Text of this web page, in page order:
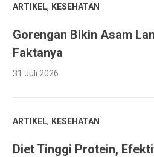
ARTIKEL, KESEHATAN
Gorengan Bikin Asam
Faktanya
31 Juli 2026
ARTIKEL, KESEHATAN
Diet Tinggi Protein,